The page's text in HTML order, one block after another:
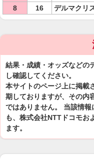
8
16 デルマクリ
結果・成績・オッズなどの
し確認してください。
本サイトのページ上に掲載
期しておりますが、その内
ではありません。 当該情
も、株式会社NTTドコモお
ます。